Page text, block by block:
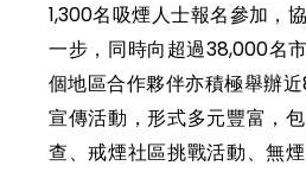
1,300名吸煙人士報名參加，
一步，同時向超過38,000名
個地區合作夥伴亦積極舉辦
宣傳活動，形式多元豐富，
查、戒煙社區挑戰活動、無